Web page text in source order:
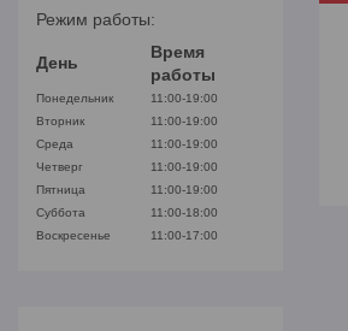
Режим работы:
День
Время
работы
Понедельник
11:00-19:00
Вторник
11:00-19:00
Среда
11:00-19:00
Четверг
11:00-19:00
Пятница
11:00-19:00
Суббота
11:00-18:00
Воскресенье
11:00-17:00